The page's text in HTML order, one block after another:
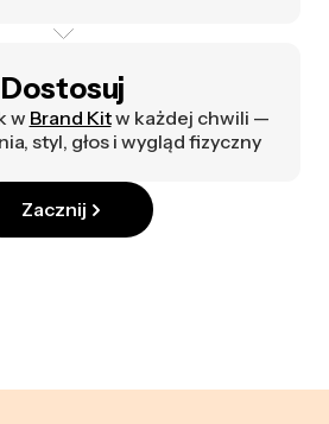
Dostosuj
w Brand Kitw każdej chwili —
styl, głos i wygląd fizyczny
Zacznij